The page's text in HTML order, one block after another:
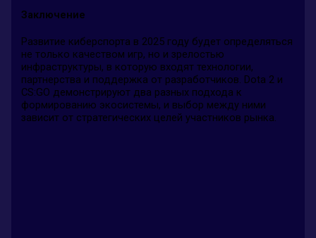
Заключение
Развитие киберспорта в 2025 году будет определяться
не только качеством игр, но и зрелостью
инфраструктуры, в которую входят технологии,
партнерства и поддержка от разработчиков. Dota 2 и
CS:GO демонстрируют два разных подхода к
формированию экосистемы, и выбор между ними
зависит от стратегических целей участников рынка.